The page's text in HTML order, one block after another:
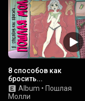
8 способов как
бросить...
Album • Пошлая
Молли